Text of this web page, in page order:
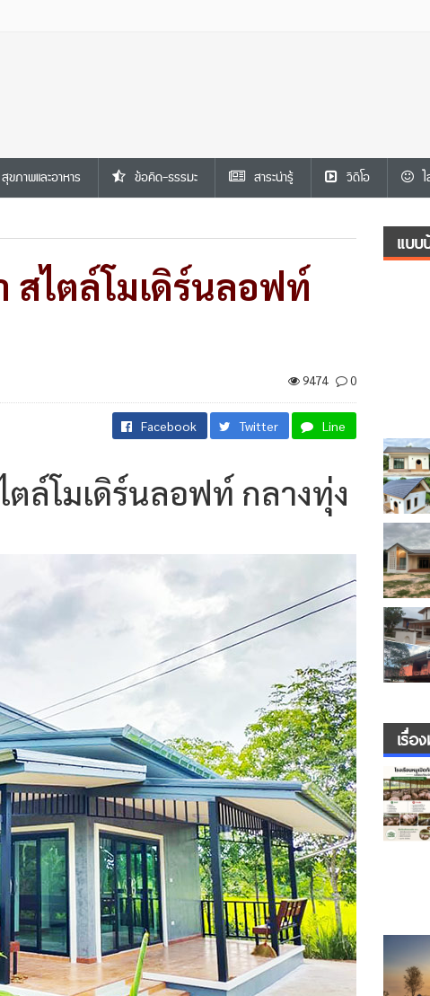
สุขภาพและอาหาร ข้อคิด-ธรรมะ สาระน่ารู้ วีดีโอ
ไตล์โมเดิร์นลอฟท์
9474 0
Facebook Twitter Line
ล์โมเดิร์นลอฟท์ กลางทุ่ง
แบบ
เรื่อ